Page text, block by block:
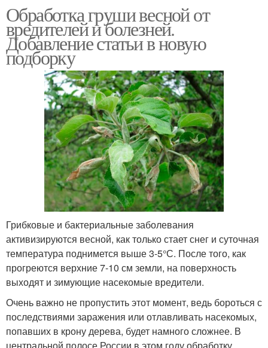
Обработка груши весной от
вредителей и болезней.
Добавление статьи в новую
подборку
Грибковые и бактериальные заболевания
активизируются весной, как только стает снег и суточная
температура поднимется выше 3-5°С. После того, как
прогреются верхние 7-10 см земли, на поверхность
выходят и зимующие насекомые вредители.
Очень важно не пропустить этот момент, ведь бороться с
последствиями заражения или отлавливать насекомых,
попавших в крону дерева, будет намного сложнее. В